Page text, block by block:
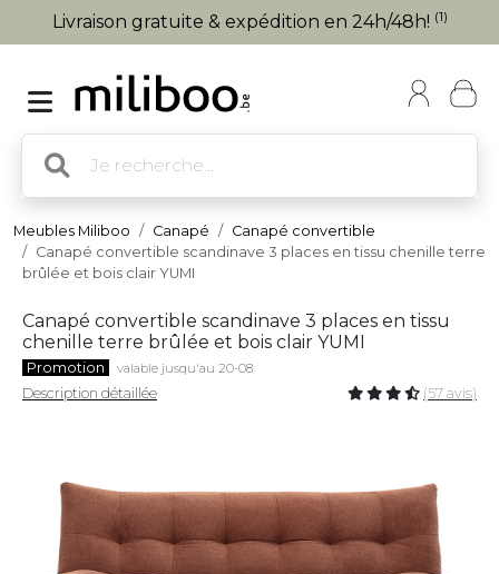
Livraison gratuite & expédition en 24h/48h! (1)
Meubles Miliboo Canapé
Canapé convertible
Canapé convertible scandinave 3 places en tissu chenille terre
brûlée et bois clair YUMI
Canapé convertible scandinave 3 places en tissu
chenille terre brûlée et bois clair YUMI
Promotion valable jusqu'au 20-08
Description détaillée (57 avis)